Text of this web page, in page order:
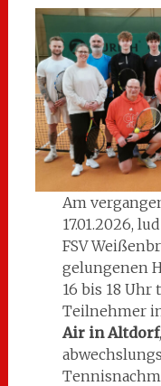
Am
17.01.2026,
FSV
gelungenen
16 bis 18 Uhr
Teilnehmer
Air in Altdorf